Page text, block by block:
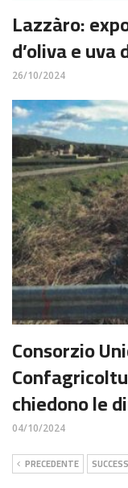
Lazzàro:
d’oliva e
26/10/2024
Consorzio
chiedono le
04/10/2024
PRECEDENTE